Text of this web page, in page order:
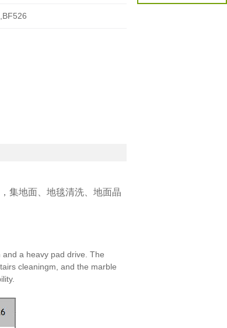
集地面、地毯清洗、地面晶
a heavy pad drive. The
cleaningm, and the marble